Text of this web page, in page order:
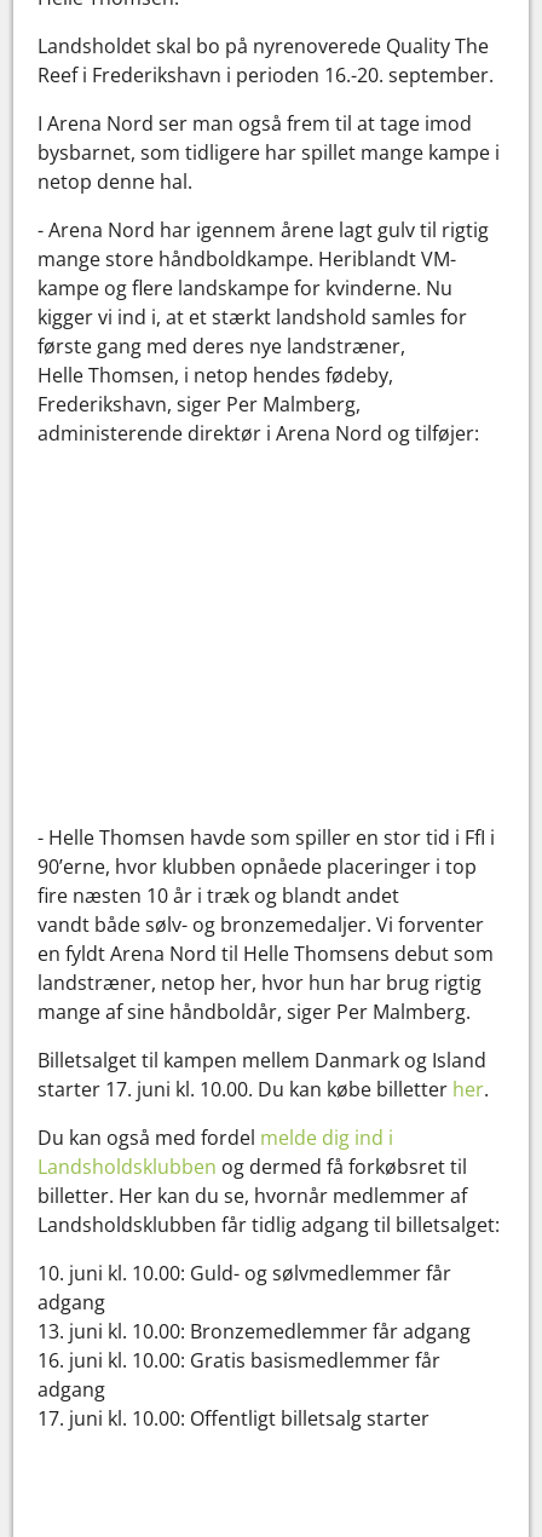
Landsholdet skal bo på nyrenoverede Quality The
Reef i Frederikshavn i perioden 16.-20. september.
I Arena Nord ser man også frem til at tage imod
bysbarnet, som tidligere har spillet mange kampe i
netop denne hal.
- Arena Nord har igennem årene lagt gulv til rigtig
mange store håndboldkampe. Heriblandt VM-
kampe og flere landskampe for kvinderne. Nu
kigger vi ind i, at et stærkt landshold samles for
første gang med deres nye landstræner,
Helle Thomsen, i netop hendes fødeby,
Frederikshavn, siger Per Malmberg,
administerende direktør i Arena Nord og tilføjer:
- Helle Thomsen havde som spiller en stor tid i FfI i
90’erne, hvor klubben opnåede placeringer i top
fire næsten 10 år i træk og blandt andet
vandt både sølv- og bronzemedaljer. Vi forventer
en fyldt Arena Nord til Helle Thomsens debut som
landstræner, netop her, hvor hun har brug rigtig
mange af sine håndboldår, siger Per Malmberg.
Billetsalget til kampen mellem Danmark og Island
starter 17. juni kl. 10.00. Du kan købe billetter her.
Du kan også med fordel melde dig ind i
Landsholdsklubben og dermed få forkøbsret til
billetter. Her kan du se, hvornår medlemmer af
Landsholdsklubben får tidlig adgang til billetsalget:
10. juni kl. 10.00: Guld- og sølvmedlemmer får
adgang
13. juni kl. 10.00: Bronzemedlemmer får adgang
16. juni kl. 10.00: Gratis basismedlemmer får
adgang
17. juni kl. 10.00: Offentligt billetsalg starter